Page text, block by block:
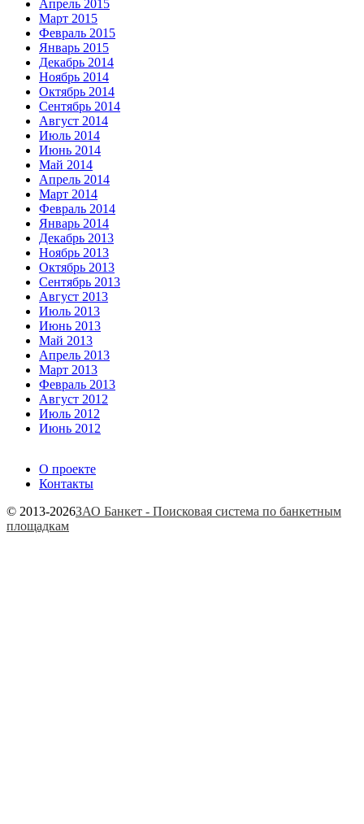
Апрель 2015
Март 2015
Февраль 2015
Январь 2015
Декабрь 2014
Ноябрь 2014
Октябрь 2014
Сентябрь 2014
Август 2014
Июль 2014
Июнь 2014
Май 2014
Апрель 2014
Март 2014
Февраль 2014
Январь 2014
Декабрь 2013
Ноябрь 2013
Октябрь 2013
Сентябрь 2013
Август 2013
Июль 2013
Июнь 2013
Май 2013
Апрель 2013
Март 2013
Февраль 2013
Август 2012
Июль 2012
Июнь 2012
О проекте
Контакты
© 2013-2026ЗАО Банкет - Поисковая система по банкетным
площадкам